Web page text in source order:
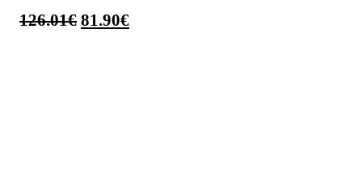
126.01€ 81.90€